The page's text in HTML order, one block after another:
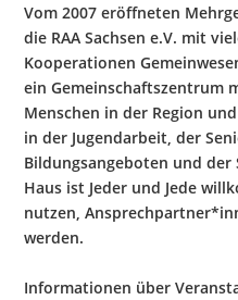
Vom 2007 eröffneten
die RAA Sachsen e.V. mit
Kooperationen
ein Gemeinschaftszentrum
Menschen in der Region
in der Jugendarbeit, der
Bildungsangeboten und
Haus ist Jeder und Jede
nutzen,
werden.
Informationen über